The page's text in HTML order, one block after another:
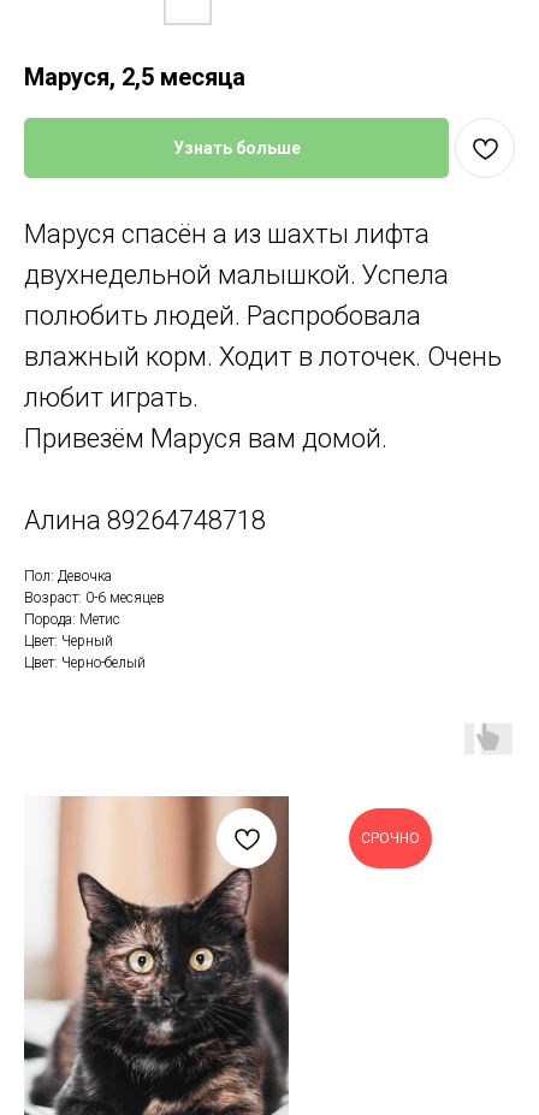
Маруся, 2,5 месяца
Узнать больше
Маруся спасён а из шахты лифта
двухнедельной малышкой. Успела
полюбить людей. Распробовала
влажный корм. Ходит в лоточек. Очень
любит играть.
Привезём Маруся вам домой.
Алина 89264748718
Пол: Девочка
Возраст: 0-6 месяцев
Порода: Метис
Цвет: Черный
Цвет: Черно-белый
СРОЧНО